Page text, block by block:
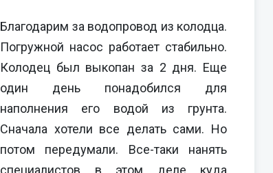
Благодарим за водопровод из колодца.
Погружной насос работает стабильно.
Колодец был выкопан за 2 дня. Еще
один день понадобился для
наполнения его водой из грунта.
Сначала хотели все делать сами. Но
потом передумали. Все-таки нанять
специалистов в этом деле куда